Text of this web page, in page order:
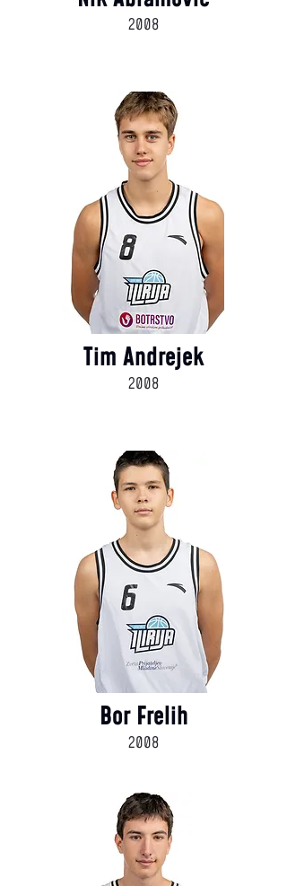
2008
Tim Andrejek
2008
Bor Frelih
2008